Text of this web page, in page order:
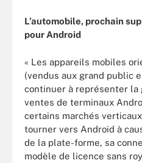
L’automobile, prochain
pour Android
« Les appareils mobiles
(vendus aux grand public
continuer à représenter la
ventes de terminaux
certains marchés
tourner vers Android à
de la plate-forme, sa
modèle de licence sans